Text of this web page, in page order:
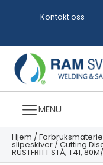
Kontakt oss
MENU
Hjem /
slipeskiver /Cutting
RUSTFRITT STÅ, T41,